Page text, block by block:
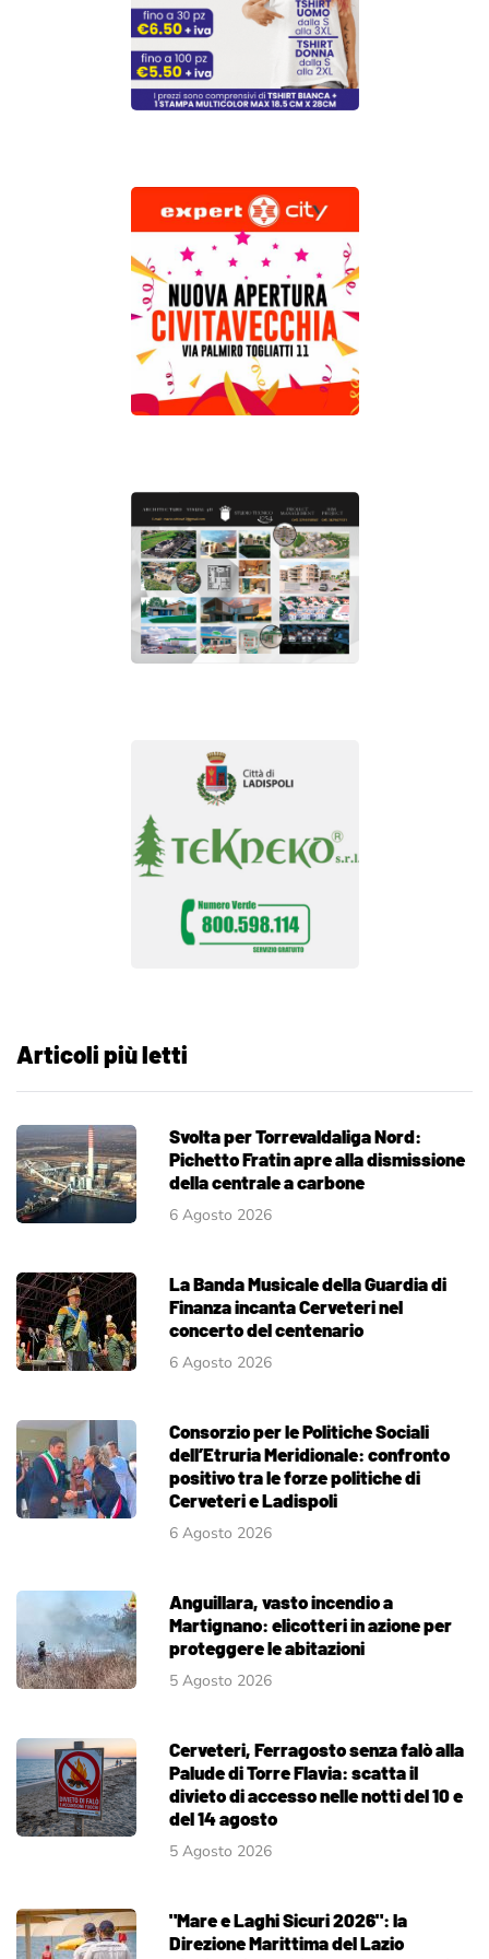
Articoli più letti
Svolta per Torrevaldaliga Nord:
Pichetto Fratin apre alla dismissione
della centrale a carbone
6 Agosto 2026
La Banda Musicale della Guardia di
Finanza incanta Cerveteri nel
concerto del centenario
6 Agosto 2026
Consorzio per le Politiche Sociali
dell’Etruria Meridionale: confronto
positivo tra le forze politiche di
Cerveteri e Ladispoli
6 Agosto 2026
Anguillara, vasto incendio a
Martignano: elicotteri in azione per
proteggere le abitazioni
5 Agosto 2026
Cerveteri, Ferragosto senza falò alla
Palude di Torre Flavia: scatta il
divieto di accesso nelle notti del 10 e
del 14 agosto
5 Agosto 2026
"Mare e Laghi Sicuri 2026": la
Direzione Marittima del Lazio